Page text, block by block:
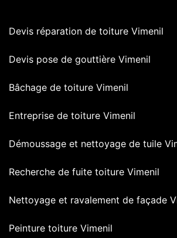
Devis réparation de toiture Vimenil
Devis pose de gouttière Vimenil
Bâchage de toiture Vimenil
Entreprise de toiture Vimenil
Démoussage et nettoyage de tuile
Recherche de fuite toiture Vimenil
Nettoyage et ravalement de façade
Peinture toiture Vimenil